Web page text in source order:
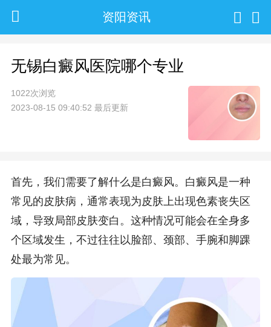
资阳资讯
无锡白癜风医院哪个专业
1022次浏览
2023-08-15 09:40:52 最后更新
首先，我们需要了解什么是白癜风。白癜风是一种
常见的皮肤病，通常表现为皮肤上出现色素丧失区
域，导致局部皮肤变白。这种情况可能会在全身多
个区域发生，不过往往以脸部、颈部、手腕和脚踝
处最为常见。